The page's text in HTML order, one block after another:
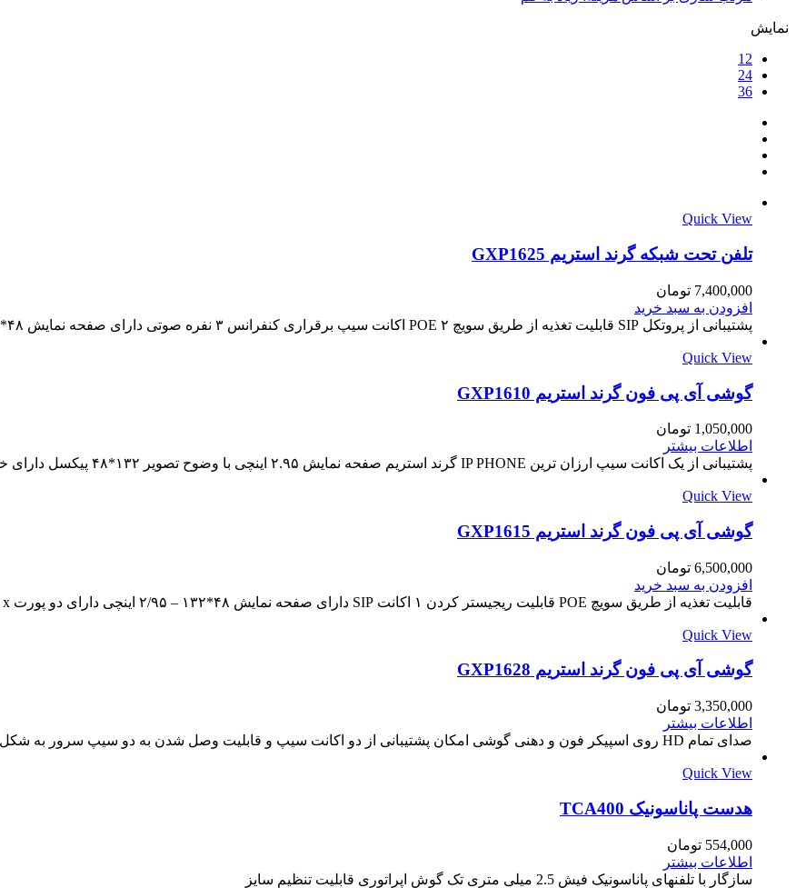
نمایش
12
24
36
Quick View
تلفن تحت شبکه گرند استریم GXP1625
7,400,000 تومان
افزودن به سبد خرید
پشتیبانی از پروتکل SIP قابلیت تغذیه از طریق سویچ POE ۲ اکانت سیپ برقراری کنفرانس ۳ نفره صوتی دارای صفحه نمایش ۴۸*۱۳۲ اینچی با نور پشت…
Quick View
گوشی آی پی فون گرند استریم GXP1610
1,050,000 تومان
اطلاعات بیشتر
پشتیبانی از یک اکانت سیپ ارزان ترین IP PHONE گرند استریم صفحه نمایش ۲.۹۵ اینچی با وضوح تصویر ۱۳۲*۴۸ پیکسل دارای خروجی هدست RJ9 دارای…
Quick View
گوشی آی پی فون گرند استریم GXP1615
6,500,000 تومان
افزودن به سبد خرید
قابلیت تغذیه از طریق سویچ POE قابلیت ریجیستر کردن ۱ اکانت SIP دارای صفحه نمایش ۴۸*۱۳۲ – ۲/۹۵ اینچی دارای دو پورت LAN :2 x…
Quick View
گوشی آی پی فون گرند استریم GXP1628
3,350,000 تومان
اطلاعات بیشتر
صدای تمام HD روی اسپیکر فون و دهنی گوشی امکان پشتیبانی از دو اکانت سیپ و قابلیت وصل شدن به دو سیپ سرور به شکل…
Quick View
هدست پاناسونیک TCA400
554,000 تومان
اطلاعات بیشتر
سازگار با تلفنهای پاناسونیک فیش 2.5 میلی متری تک گوش اپراتوری قابلیت تنظیم سایز